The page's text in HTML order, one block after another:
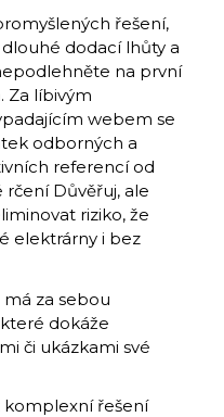
řešení,
dodací lhůty a
na první
Za líbivým
webem se
odborných a
referencí od
rčení Důvěřuj, ale
riziko, že
elektrárny i bez
za sebou
dokáže
či ukázkami své
řešení